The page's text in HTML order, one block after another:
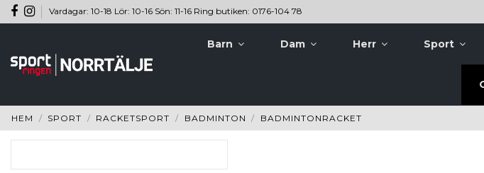
Vardagar: 10-18 Lör: 10-16 Sön: 11-16 Ring butiken: 0176-104 78
Barn Dam Herr Sport
HEM SPORT RACKETSPORT BADMINTON BADMINTONRACKET